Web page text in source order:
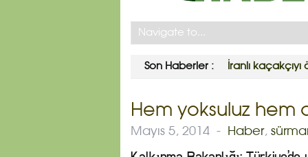
Son Haberler : İranlı
Hem yoksuluz hem
Mayıs 5, 2014 - Haber,